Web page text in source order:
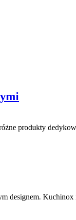
produkty
designem.